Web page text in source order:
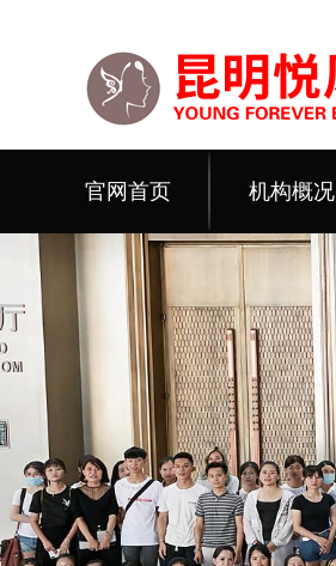
官网首页 机构概况